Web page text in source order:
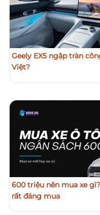
Geely EX5 ngập tràn
Việt?
600 triệu nên mua xe
rất đáng mua